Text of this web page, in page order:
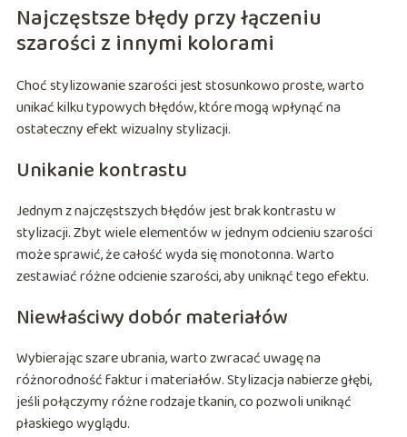
Najczęstsze błędy przy łączeniu
szarości z innymi kolorami
Choć stylizowanie szarości jest stosunkowo proste, warto
unikać kilku typowych błędów, które mogą wpłynąć na
ostateczny efekt wizualny stylizacji.
Unikanie kontrastu
Jednym z najczęstszych błędów jest brak kontrastu w
stylizacji. Zbyt wiele elementów w jednym odcieniu szarości
może sprawić, że całość wyda się monotonna. Warto
zestawiać różne odcienie szarości, aby uniknąć tego efektu.
Niewłaściwy dobór materiałów
Wybierając szare ubrania, warto zwracać uwagę na
różnorodność faktur i materiałów. Stylizacja nabierze głębi,
jeśli połączymy różne rodzaje tkanin, co pozwoli uniknąć
płaskiego wyglądu.